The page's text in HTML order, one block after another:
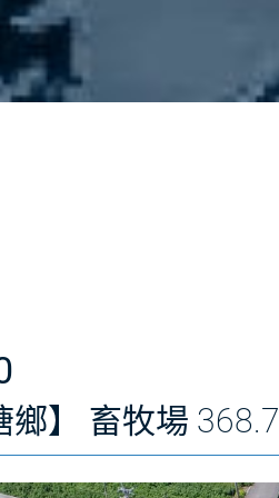
鄉】 畜牧場